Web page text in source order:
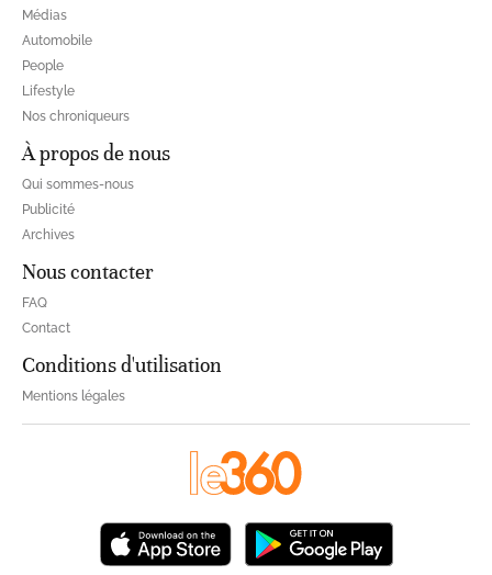
Médias
Automobile
People
Lifestyle
Nos chroniqueurs
À propos de nous
Qui sommes-nous
Publicité
Archives
Nous contacter
FAQ
Contact
Conditions d'utilisation
Mentions légales